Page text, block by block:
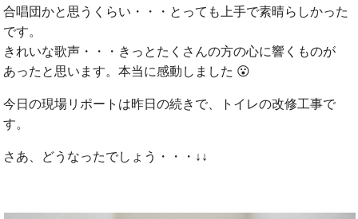
合唱団かと思うくらい・・・とっても上手で素晴らしかった
です。
きれいな歌声・・・きっとたくさんの方の心に響くものが
あったと思います。本当に感動しました 😮
今日の現場リポートは昨日の続きで、トイレの改修工事で
す。
さあ、どうなったでしょう・・・↓↓